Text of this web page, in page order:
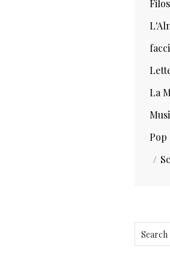
La
Pop